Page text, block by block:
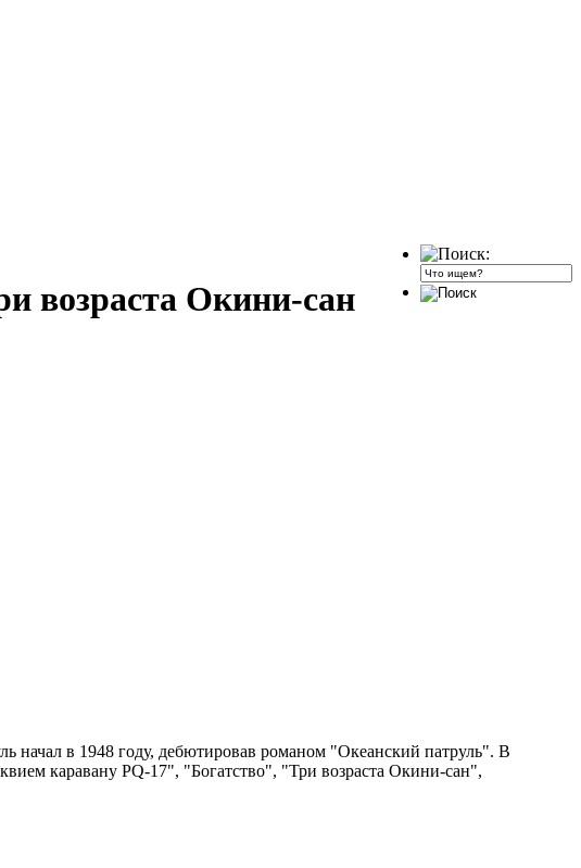
возраста Окини-сан
начал в 1948 году, дебютировав романом "Океанский патруль". В
каравану PQ-17", "Богатство", "Три возраста Окини-сан",